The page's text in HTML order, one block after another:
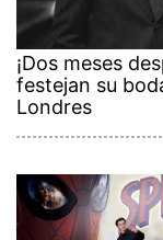
¡Dos meses
festejan su
Londres